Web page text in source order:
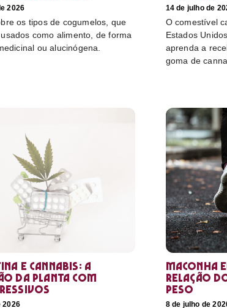
2026
os tipos de cogumelos, que
como alimento, de forma
ou alucinógena.
14 de julho de
O comestível
Estados
aprenda a
goma de
e Cannabis: a
da planta com
2026
Maconha
relação
peso
8 de julho de